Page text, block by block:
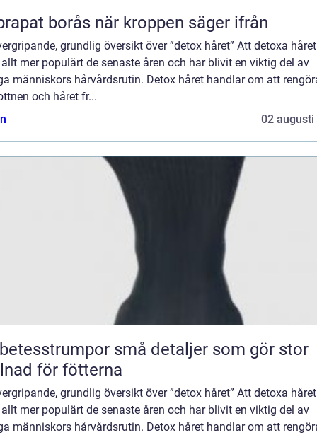
Naprapat borås när kroppen säger ifrån
grundlig översikt över ”detox håret” Att detoxa
mer populärt de senaste åren och har blivit en viktig del av
människors hårvårdsrutin. Detox håret handlar om att
och håret fr...
02 augusti
små detaljer som gör stor
för fötterna
grundlig översikt över ”detox håret” Att detoxa
mer populärt de senaste åren och har blivit en viktig del av
människors hårvårdsrutin. Detox håret handlar om att